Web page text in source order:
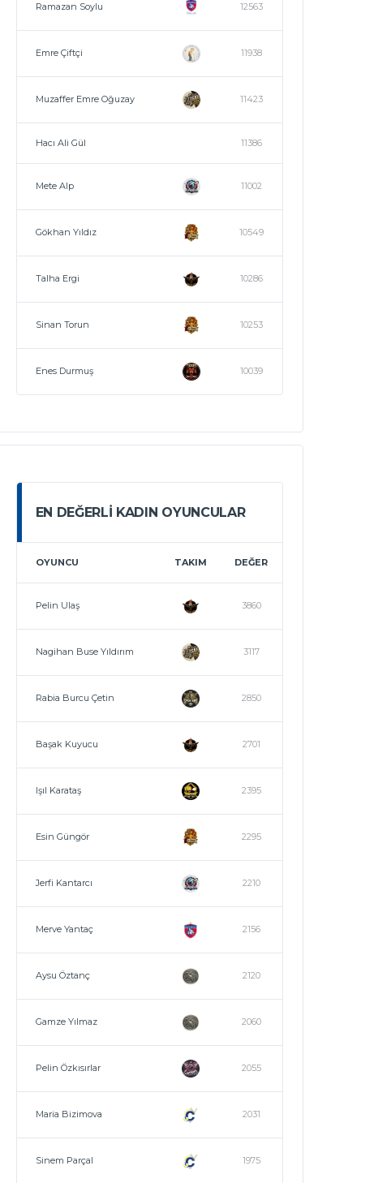
Ramazan Soylu 12563
Emre Çiftçi 11938
Muzaffer Emre Oğuzay 11423
Hacı Ali Gül 11386
Mete Alp 11002
Gökhan Yıldız 10549
Talha Ergi 10286
Sinan Torun 10253
Enes Durmuş 10039
EN DEĞERLI KADIN OYUNCULAR
OYUNCU TAKIM DEĞER
Pelin Ulaş 3860
Nagihan Buse Yıldırım 3117
Rabia Burcu Çetin 2850
Başak Kuyucu 2701
Işıl Karataş 2395
Esin Güngör 2295
Jerfi Kantarcı 2210
Merve Yantaç 2156
Aysu Öztanç 2120
Gamze Yılmaz 2060
Pelin Özkısırlar 2055
Maria Bizimova 2031
Sinem Parçal 1975